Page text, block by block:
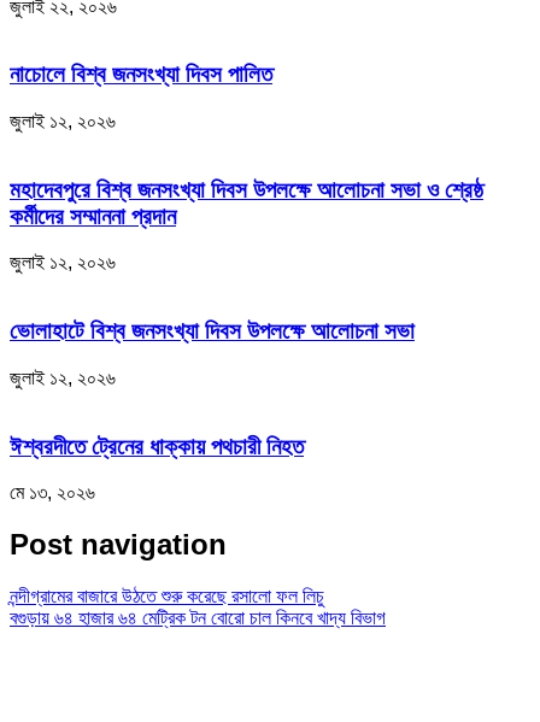
জুলাই ২২, ২০২৬
নাচোলে বিশ্ব জনসংখ্যা দিবস পালিত
জুলাই ১২, ২০২৬
মহাদেবপুরে বিশ্ব জনসংখ্যা দিবস উপলক্ষে আলোচনা সভা ও শ্রেষ্ঠ
কর্মীদের সম্মাননা প্রদান
জুলাই ১২, ২০২৬
ভোলাহাটে বিশ্ব জনসংখ্যা দিবস উপলক্ষে আলোচনা সভা
জুলাই ১২, ২০২৬
ঈশ্বরদীতে ট্রেনের ধাক্কায় পথচারী নিহত
মে ১৩, ২০২৬
Post navigation
নন্দীগ্রামের বাজারে উঠতে শুরু করেছে রসালো ফল লিচু
বগুড়ায় ৬৪ হাজার ৬৪ মেট্রিক টন বোরো চাল কিনবে খাদ্য বিভাগ